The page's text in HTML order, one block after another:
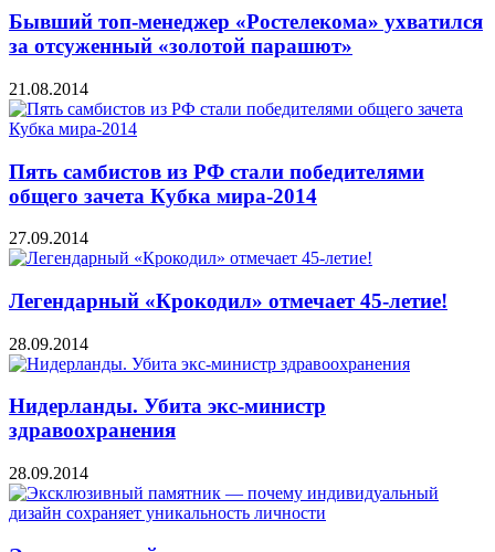
Бывший топ-менеджер «Ростелекома» ухватился
за отсуженный «золотой парашют»
21.08.2014
Пять самбистов из РФ стали победителями
общего зачета Кубка мира-2014
27.09.2014
Легендарный «Крокодил» отмечает 45-летие!
28.09.2014
Нидерланды. Убита экс-министр
здравоохранения
28.09.2014